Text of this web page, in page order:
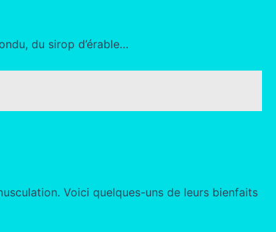
du sirop d’érable…
Voici quelques-uns de leurs bienfaits